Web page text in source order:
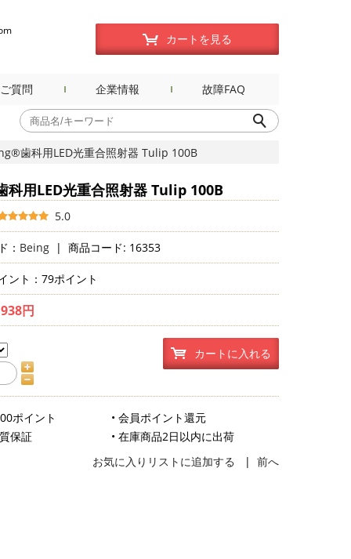
カートを見る
質問 企業情報 故障FAQ
歯科用LED光重合照射器 Tulip 100B
用LED光重合照射器 Tulip 100B
5.0
： Being |商品コード: 16353
ント：79ポイント
円
カートに入れる
ポイント
• 会員ポイント還元
保証
• 在庫商品2日以内に出荷
お気に入りリストに追加する
| 前へ